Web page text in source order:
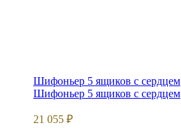
Шифоньер 5 ящиков с сердцем
Шифоньер 5 ящиков с сердцем
21 055 ₽